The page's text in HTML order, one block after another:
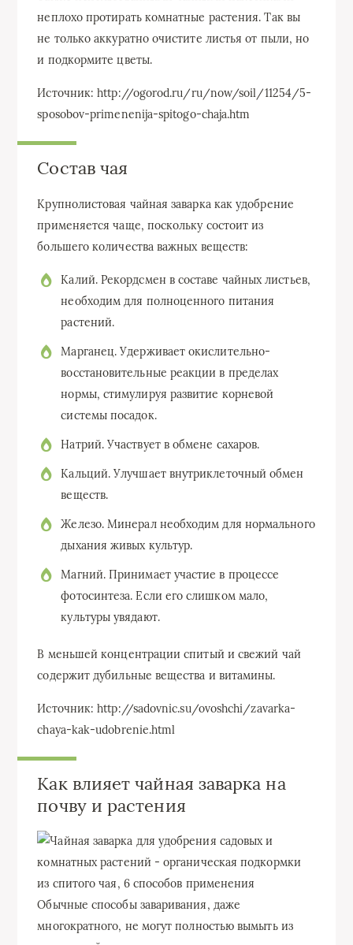
неплохо протирать комнатные растения. Так вы
не только аккуратно очистите листья от пыли, но
и подкормите цветы.
Источник: http://ogorod.ru/ru/now/soil/11254/5-
sposobov-primenenija-spitogo-chaja.htm
Состав чая
Крупнолистовая чайная заварка как удобрение
применяется чаще, поскольку состоит из
большего количества важных веществ:
Калий. Рекордсмен в составе чайных листьев,
необходим для полноценного питания
растений.
Марганец. Удерживает окислительно-
восстановительные реакции в пределах
нормы, стимулируя развитие корневой
системы посадок.
Натрий. Участвует в обмене сахаров.
Кальций. Улучшает внутриклеточный обмен
веществ.
Железо. Минерал необходим для нормального
дыхания живых культур.
Магний. Принимает участие в процессе
фотосинтеза. Если его слишком мало,
культуры увядают.
В меньшей концентрации спитый и свежий чай
содержит дубильные вещества и витамины.
Источник: http://sadovnic.su/ovoshchi/zavarka-
chaya-kak-udobrenie.html
Как влияет чайная заварка на
почву и растения
Обычные способы заваривания, даже
многократного, не могут полностью вымыть из